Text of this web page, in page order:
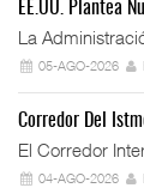
EE.UU. Plantea
La
05-AGO-2026
Corredor Del
El Corredor
04-AGO-2026